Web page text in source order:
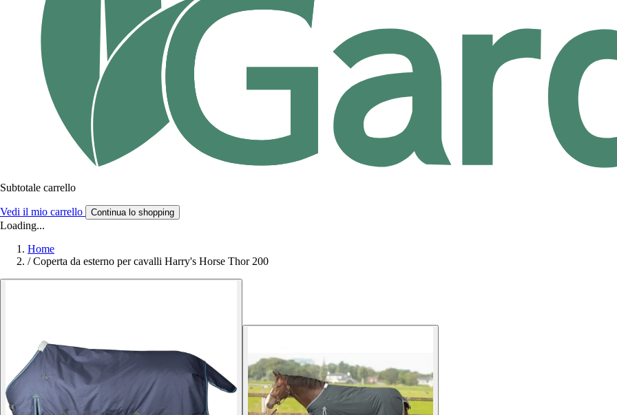
Subtotale carrello
Vedi il mio carrello Continua lo shopping
Loading...
Home
/ Coperta da esterno per cavalli Harry's Horse Thor 200